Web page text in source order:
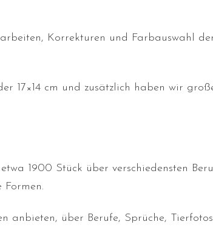
Korrekturen und Farbauswahl
17×14 cm und zusätzlich haben wir
1900 Stück über verschiedensten
anbieten, über Berufe, Sprüche, Tierfotos